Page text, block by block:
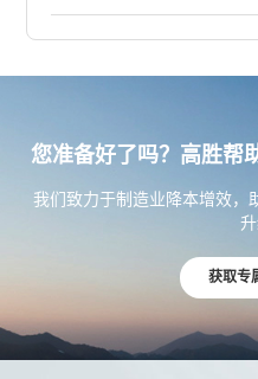
您准备好了吗？高胜帮
我们致力于制造业降本增效，
升
获取专